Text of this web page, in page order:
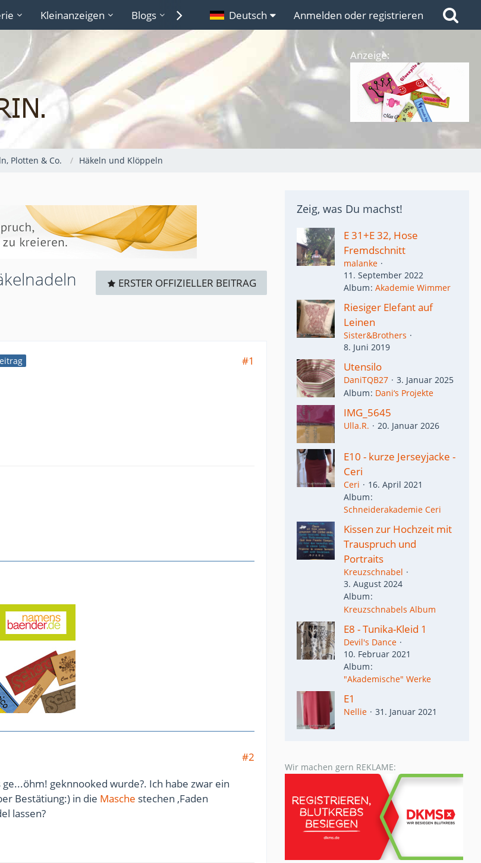
Kleinanzeigen Blogs Lexikon Links
Deutsch Anmelden oder registrieren
Anzeige:
Plotten & Co. Häkeln und Klöppeln
ERSTER OFFIZIELLER BEITRAG
#1
#2
geknnooked wurde?. Ich habe zwar ein
Bestätiung:) in die Masche stechen ,Faden
lassen?
Zeig, was Du machst!
E 31+E 32, Hose
Fremdschnitt
malanke
11. September 2022
Album Akademie Wimmer
Riesiger Elefant auf
Leinen
Sister&Brothers
8. Juni 2019
Utensilo
DaniTQB27
3. Januar 2025
Album Dani‘s Projekte
IMG_5645
Ulla.R. 20. Januar 2026
E10 - kurze Jerseyjacke -
Ceri
Ceri
16. April 2021
Album
Schneiderakademie Ceri
Kissen zur Hochzeit mit
Trauspruch und
Portraits
Kreuzschnabel
3. August 2024
Album
Kreuzschnabels Album
E8 - Tunika-Kleid 1
Devil's Dance
10. Februar 2021
Album
"Akademische" Werke
E1
Nellie 31. Januar 2021
Wir machen gern REKLAME: